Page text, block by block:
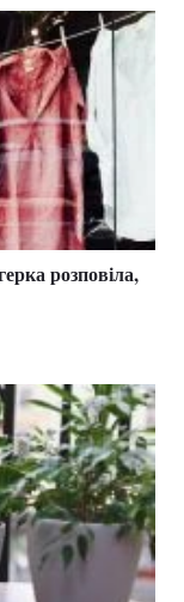
розповіла,